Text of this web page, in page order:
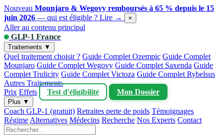
Nouveau Mounjaro & Wegovy remboursés à 65 % depuis le 15
juin 2026 — qui est éligible ? Lire → ×
Aller au contenu principal
GLP-1 France
Traitements ▼
Quel traitement choisir ? Guide Complet Ozempic Guide Complet
Mounjaro Guide Complet Wegovy Guide Complet Saxenda Guide
Complet Trulicity Guide Complet Victoza Guide Complet Rybelsus
Autres Traitements
Prix Effets Test d'éligibilité Mon Dossier
Plus ▼
Coach GLP-1 (gratuit) Retraites perte de poids Témoignages
Régime Alternatives Médecins Recherche Nos Experts Contact